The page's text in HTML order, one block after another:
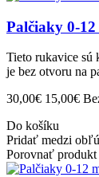
Palčiaky 0-
Tieto rukavice
je bez otvoru na
30,00€ 15,00€
Do košíku
Pridať medzi
Porovnať produkt